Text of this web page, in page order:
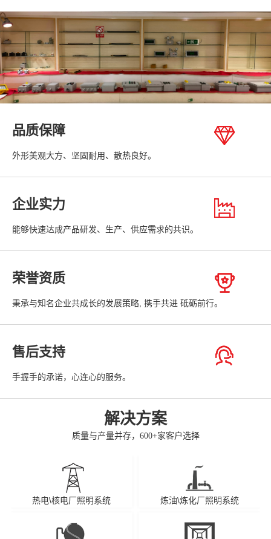
品质保障
外形美观大方、坚固耐用、散热良好。
企业实力
能够快速达成产品研发、生产、供应需求的共识。
荣誉资质
秉承与知名企业共成长的发展策略, 携手共进 砥砺前行。
售后支持
手握手的承诺，心连心的服务。
解决方案
质量与产量并存，600+家客户选择
热电\核电厂照明系统 炼油\炼化厂照明系统